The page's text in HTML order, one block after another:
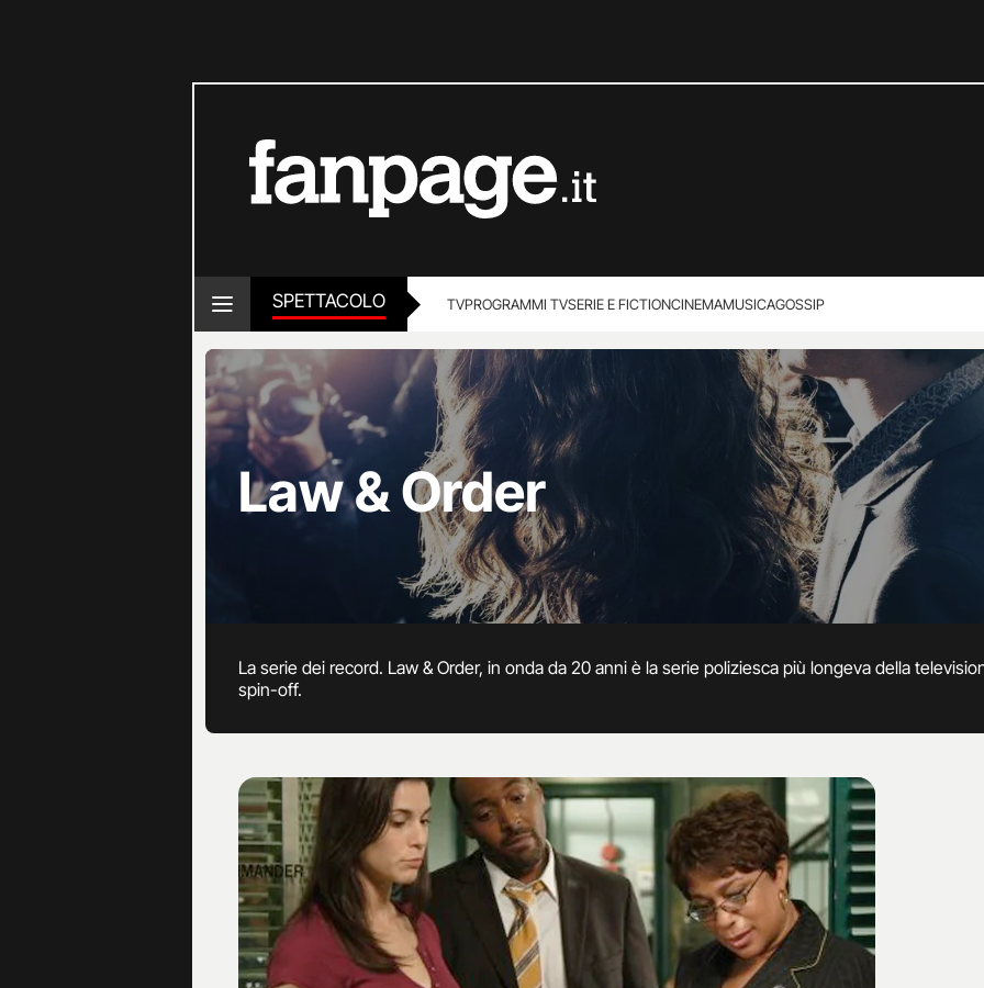
SPETTACOLO TVPROGRAMMI TVSERIE E FICTIONCINEMAMUSICAGOSSIP
Law & Order
La serie dei record. Law & Order, in onda da 20 anni è la serie poliziesca più longeva della televisione e quella che ha
spin-off.